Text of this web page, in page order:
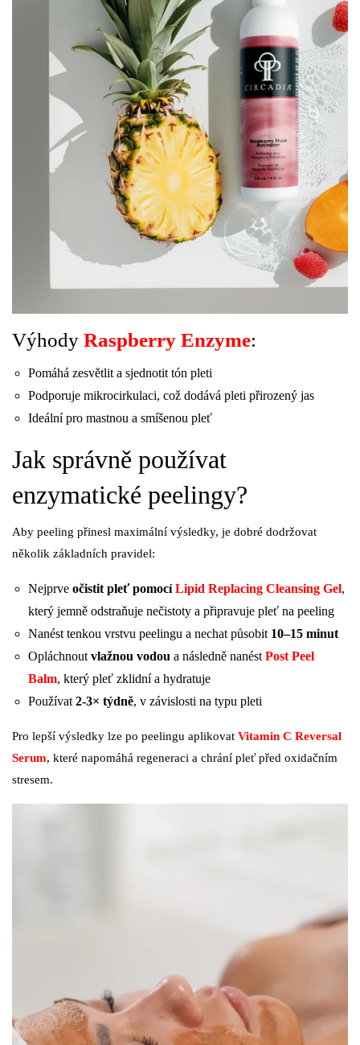
Výhody Raspberry Enzyme:
Pomáhá zesvětlit a sjednotit tón pleti
Podporuje mikrocirkulaci, což dodává pleti přirozený jas
Ideální pro mastnou a smíšenou pleť
Jak správně používat
enzymatické peelingy?
Aby peeling přinesl maximální výsledky, je dobré dodržovat
několik základních pravidel:
Nejprve očistit pleť pomocí Lipid Replacing Cleansing Gel,
který jemně odstraňuje nečistoty a připravuje pleť na peeling
Nanést tenkou vrstvu peelingu a nechat působit 10–15 minut
Opláchnout vlažnou vodou a následně nanést Post Peel
Balm, který pleť zklidní a hydratuje
Používat 2-3× týdně, v závislosti na typu pleti
Pro lepší výsledky lze po peelingu aplikovat Vitamin C Reversal
Serum, které napomáhá regeneraci a chrání pleť před oxidačním
stresem.